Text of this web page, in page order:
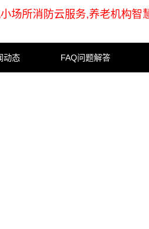
场所消防云服务,养老机构智
动态 FAQ问题解答